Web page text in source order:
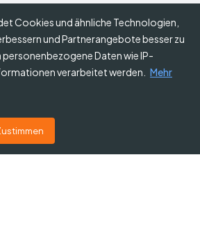
Cookies und ähnliche Technologien,
und Partnerangebote besser zu
Daten wie IP-
verarbeitet werden.
Mehr